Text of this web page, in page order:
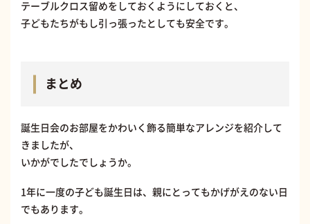
テーブルクロス留めをしておくようにしておくと、
子どもたちがもし引っ張ったとしても安全です。
まとめ
誕生日会のお部屋をかわいく飾る簡単なアレンジを紹介して
きましたが、
いかがでしたでしょうか。
1年に一度の子ども誕生日は、親にとってもかげがえのない日
でもあります。